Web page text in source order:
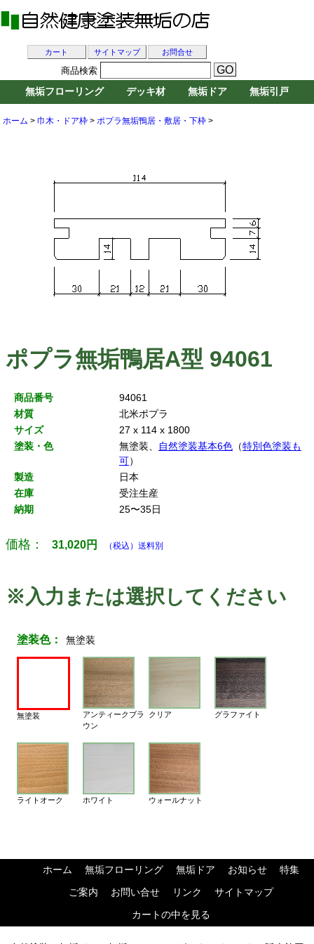
ホーム > 巾木・ドア枠 > ポプラ無垢鴨居・敷居・下枠 >
ポプラ無垢鴨居A型 94061
商品番号
94061
材質
北米ポプラ
サイズ
27 x 114 x 1800
塗装・色
無塗装、 自然塗装基本6色 （特別色塗装も
可）
製造
日本
在庫
受注生産
納期
25〜35日
価格： 31,020円 （税込）送料別
※入力または選択してください
塗装色： 無塗装
無塗装
アンティークブラ
ウン
クリア グラファイト
ライトオーク ホワイト ウォールナット
カート サイトマップ お問合せ
商品検索
無垢フローリング デッキ材 無垢ドア 無垢引戸
ホーム 無垢フローリング 無垢ドア お知らせ
特集
ご案内
お問い合せ リンク
サイトマップ
カートの中を見る